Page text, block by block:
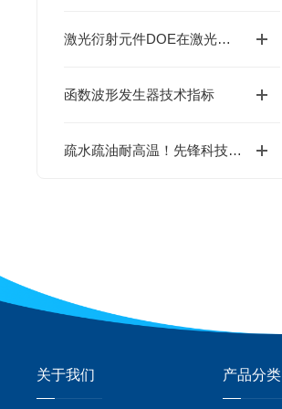
激光衍射元件DOE在激光医美行业的应用
函数波形发生器技术指标
疏水疏油耐高温！先锋科技带来 Moxtek 线栅偏振片硬核防护
关于我们 产品分类